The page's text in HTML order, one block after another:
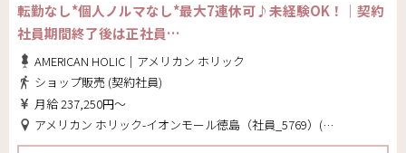
転勤なし*個人ノルマなし*最大7連休可♪未経験OK！｜契約
社員期間終了後は正社員…
AMERICAN HOLIC｜アメリカン ホリック
ショップ販売 (契約社員)
月給 237,250円～
アメリカン ホリック-イオンモール徳島（社員_5769）(徳島県 徳島市)